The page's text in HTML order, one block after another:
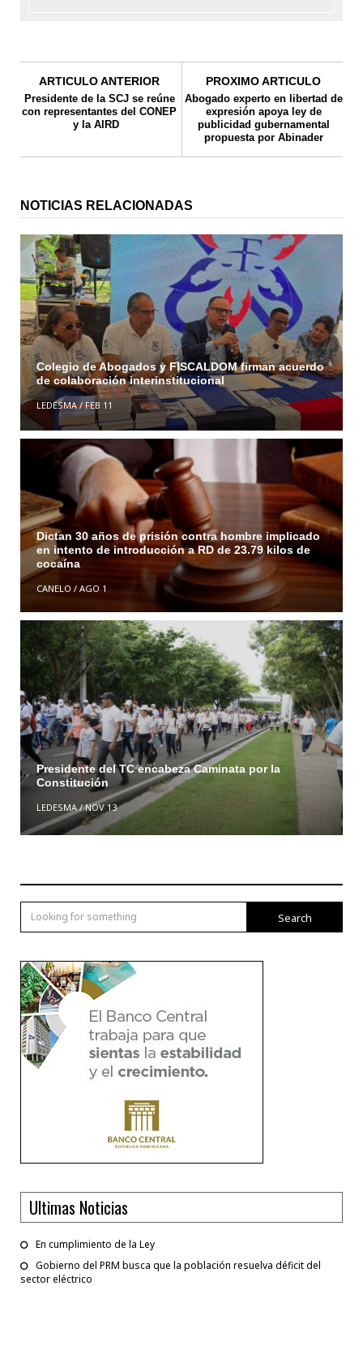
ARTICULO ANTERIOR
Presidente de la SCJ se reúne
con representantes del CONEP
y la AIRD
PROXIMO ARTICULO
Abogado experto en libertad de
expresión apoya ley de
publicidad gubernamental
propuesta por Abinader
NOTICIAS RELACIONADAS
Colegio de Abogados y FISCALDOM firman acuerdo
de colaboración interinstitucional
LEDESMA/FEB 11
Dictan 30 años de prisión contra hombre implicado
en intento de introducción a RD de 23.79 kilos de
cocaína
CANELO / AGO 1
Presidente del TC encabeza Caminata por la
Constitución
LEDESMA/NOV 13
Search
Ultimas Noticias
En cumplimiento de la Ley
Gobierno del PRM busca que la población resuelva déficit del
sector eléctrico